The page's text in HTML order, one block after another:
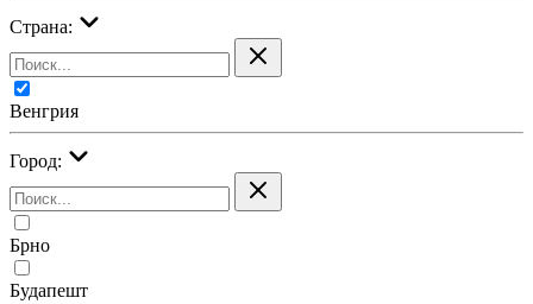
Страна:
Венгрия
Город:
Брно
Будапешт